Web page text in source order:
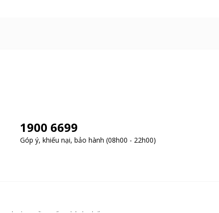
1900 6699
Góp ý, khiếu nại, bảo hành (08h00 - 22h00)